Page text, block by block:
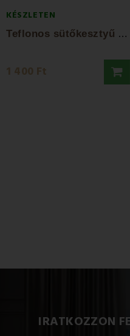
KÉSZLETEN
T
eflonos sütőkesztyű mágnessel - mix
1 400 Ft
IRATKOZZON